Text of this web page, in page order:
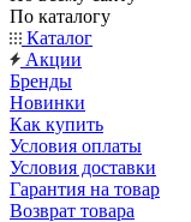
По каталогу
Каталог
Акции
Бренды
Новинки
Как купить
Условия оплаты
Условия доставки
Гарантия на товар
Возврат товара